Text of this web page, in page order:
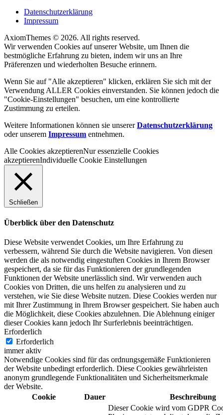
Datenschutzerklärung
Impressum
AxiomThemes © 2026. All rights reserved.
Wir verwenden Cookies auf unserer Website, um Ihnen die
bestmögliche Erfahrung zu bieten, indem wir uns an Ihre
Präferenzen und wiederholten Besuche erinnern.
Wenn Sie auf "Alle akzeptieren" klicken, erklären Sie sich mit der
Verwendung ALLER Cookies einverstanden. Sie können jedoch die
"Cookie-Einstellungen" besuchen, um eine kontrollierte
Zustimmung zu erteilen.
Weitere Informationen können sie unsererDatenschutzerklärung
oder unserem Impressum entnehmen.
Alle Cookies akzeptierenNur essenzielle Cookies
akzeptierenIndividuelle Cookie Einstellungen
Schließen
Überblick über den Datenschutz
Diese Website verwendet Cookies, um Ihre Erfahrung zu
verbessern, während Sie durch die Website navigieren. Von diesen
werden die als notwendig eingestuften Cookies in Ihrem Browser
gespeichert, da sie für das Funktionieren der grundlegenden
Funktionen der Website unerlässlich sind. Wir verwenden auch
Cookies von Dritten, die uns helfen zu analysieren und zu
verstehen, wie Sie diese Website nutzen. Diese Cookies werden nur
mit Ihrer Zustimmung in Ihrem Browser gespeichert. Sie haben auch
die Möglichkeit, diese Cookies abzulehnen. Die Ablehnung einiger
dieser Cookies kann jedoch Ihr Surferlebnis beeinträchtigen.
Erforderlich
Erforderlich
immer aktiv
Notwendige Cookies sind für das ordnungsgemäße Funktionieren
der Website unbedingt erforderlich. Diese Cookies gewährleisten
anonym grundlegende Funktionalitäten und Sicherheitsmerkmale
der Website.
Cookie
Dauer
Beschreibung
Dieser Cookie wird vom GDPR